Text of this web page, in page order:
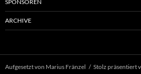
SPONSOREN
ARCHIVE
Aufgesetzt von Marius Fränzel Stolz präsentiert